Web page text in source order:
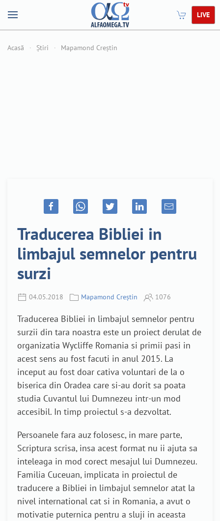
LIVE
Acasă Știri Mapamond Creștin
Traducerea Bibliei in
limbajul semnelor pentru
surzi
04.05.2018 Mapamond Creștin 1076
Traducerea Bibliei in limbajul semnelor pentru
surzii din tara noastra este un proiect derulat de
organizatia Wycliffe Romania si primii pasi in
acest sens au fost facuti in anul 2015. La
inceput au fost doar cativa voluntari de la o
biserica din Oradea care si-au dorit sa poata
studia Cuvantul lui Dumnezeu intr-un mod
accesibil. In timp proiectul s-a dezvoltat.
Persoanele fara auz folosesc, in mare parte,
Scriptura scrisa, insa acest format nu ii ajuta sa
inteleaga in mod corect mesajul lui Dumnezeu.
Familia Cuceuan, implicata in proiectul de
traducere a Bibliei in limbajul semnelor atat la
nivel international cat si in Romania, a avut o
motivatie puternica pentru a sluji in aceasta